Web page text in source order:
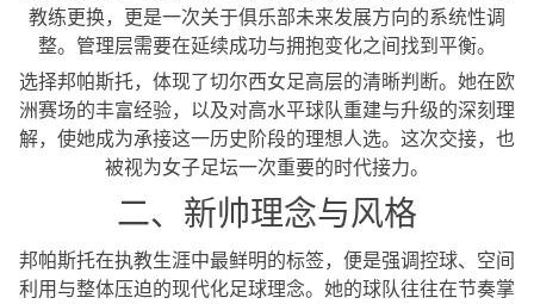
教练更换，更是一次关于俱乐部未来发展方向的系统性调
整。管理层需要在延续成功与拥抱变化之间找到平衡。
选择邦帕斯托，体现了切尔西女足高层的清晰判断。她在欧
洲赛场的丰富经验，以及对高水平球队重建与升级的深刻理
解，使她成为承接这一历史阶段的理想人选。这次交接，也
被视为女子足坛一次重要的时代接力。
二、新帅理念与风格
邦帕斯托在执教生涯中最鲜明的标签，便是强调控球、空间
利用与整体压迫的现代化足球理念。她的球队往往在节奏掌